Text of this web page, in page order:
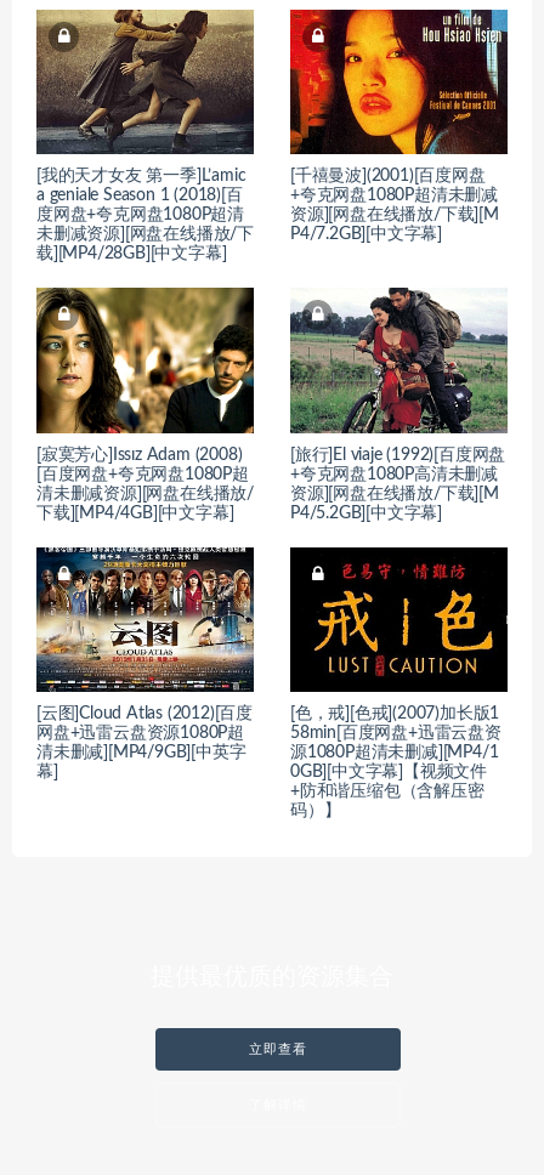
[我的天才女友 第一季]L’amic
a geniale Season 1 (2018)[百
度网盘+夸克网盘1080P超清
未删减资源][网盘在线播放/下
载][MP4/28GB][中文字幕]
[千禧曼波](2001)[百度网盘
+夸克网盘1080P超清未删减
资源][网盘在线播放/下载][M
P4/7.2GB][中文字幕]
[寂寞芳心]Issız Adam (2008)
[百度网盘+夸克网盘1080P超
清未删减资源][网盘在线播放/
下载][MP4/4GB][中文字幕]
[旅行]El viaje (1992)[百度网盘
+夸克网盘1080P高清未删减
资源][网盘在线播放/下载][M
P4/5.2GB][中文字幕]
[云图]Cloud Atlas (2012)[百度
网盘+迅雷云盘资源1080P超
清未删减][MP4/9GB][中英字
幕]
[色，戒][色戒](2007)加长版1
58min[百度网盘+迅雷云盘资
源1080P超清未删减][MP4/1
0GB][中文字幕]【视频文件
+防和谐压缩包（含解压密
码）】
立即查看